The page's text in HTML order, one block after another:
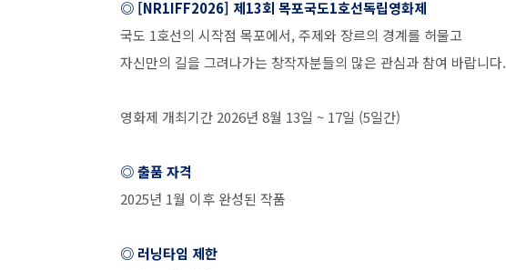
◎ [NR1IFF2026] 제13회 목포국도1호선독립영화제
국도 1호선의 시작점 목포에서,주제와 장르의 경계를 허물고
자신만의 길을 그려나가는 창작자분들의 많은 관심과 참여 바랍니다.
영화제 개최기간 2026년 8월 13일 ~ 17일 (5일간)
◎ 출품 자격
2025년 1월 이후 완성된 작품
◎ 러닝타임 제한